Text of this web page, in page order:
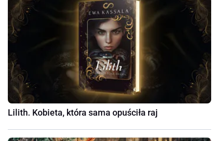
Lilith. Kobieta, która sama opuściła raj